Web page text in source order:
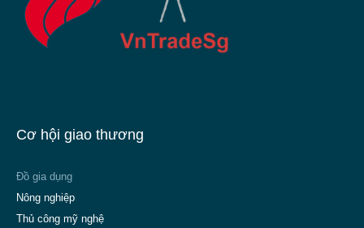
Cơ hội giao thương
Đồ gia dụng
Nông nghiệp
Thủ công mỹ nghệ